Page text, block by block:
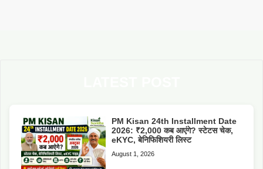
PM Kisan 24th Installment Date
2026: ₹2,000 कब आएंगे? स्टेटस चेक,
eKYC, बेनिफिशियरी लिस्ट
August 1, 2026